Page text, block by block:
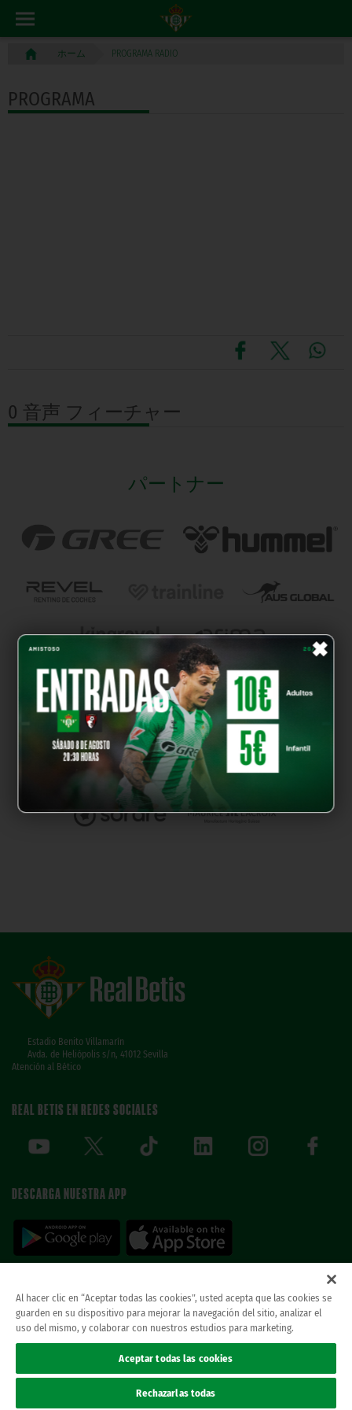
×
ホーム PROGRAMA RADIO
PROGRAMA
0 音声 フィーチャー
パートナー
Estadio Benito Villamarín
Avda. de Heliópolis s/n, 41012 Sevilla
Atención al Bético
REAL BETIS EN REDES SOCIALES
DESCARGA NUESTRA APP
© REAL BETIS BALOMPIE.当ウェブサイトは唯一のレアル・ベティス・バロン
ピエ公式ウェブサイトです。無断複製禁止。.
Al hacer clic en “Aceptar todas las cookies”, usted acepta que las cookies se
guarden en su dispositivo para mejorar la navegación del sitio, analizar el
uso del mismo, y colaborar con nuestros estudios para marketing.
Aceptar todas las cookies
Rechazarlas todas